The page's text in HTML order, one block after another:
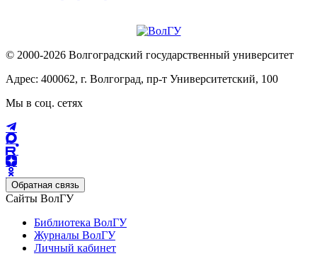
© 2000-2026 Волгоградский государственный университет
Адрес: 400062, г. Волгоград, пр-т Университетский, 100
Мы в соц. сетях
Обратная связь
Сайты ВолГУ
Библиотека ВолГУ
Журналы ВолГУ
Личный кабинет